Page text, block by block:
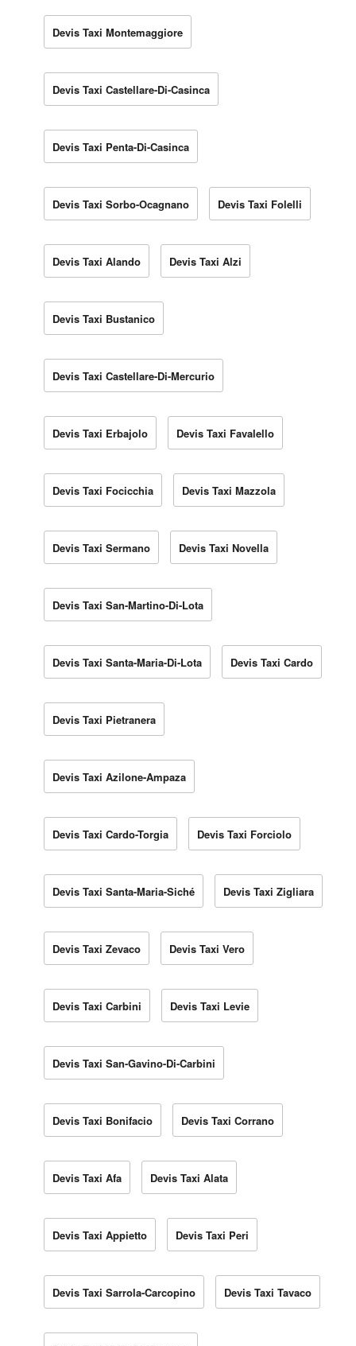
Devis Taxi Montemaggiore
Devis Taxi Castellare-Di-Casinca
Devis Taxi Penta-Di-Casinca
Devis Taxi Sorbo-Ocagnano Devis Taxi Folelli
Devis Taxi Alando Devis Taxi Alzi
Devis Taxi Bustanico
Devis Taxi Castellare-Di-Mercurio
Devis Taxi Erbajolo Devis Taxi Favalello
Devis Taxi Focicchia Devis Taxi Mazzola
Devis Taxi Sermano Devis Taxi Novella
Devis Taxi San-Martino-Di-Lota
Devis Taxi Santa-Maria-Di-Lota Devis Taxi Cardo
Devis Taxi Pietranera
Devis Taxi Azilone-Ampaza
Devis Taxi Cardo-Torgia Devis Taxi Forciolo
Devis Taxi Santa-Maria-Siché Devis Taxi Zigliara
Devis Taxi Zevaco Devis Taxi Vero
Devis Taxi Carbini Devis Taxi Levie
Devis Taxi San-Gavino-Di-Carbini
Devis Taxi Bonifacio Devis Taxi Corrano
Devis Taxi Afa Devis Taxi Alata
Devis Taxi Appietto Devis Taxi Peri
Devis Taxi Sarrola-Carcopino Devis Taxi Tavaco